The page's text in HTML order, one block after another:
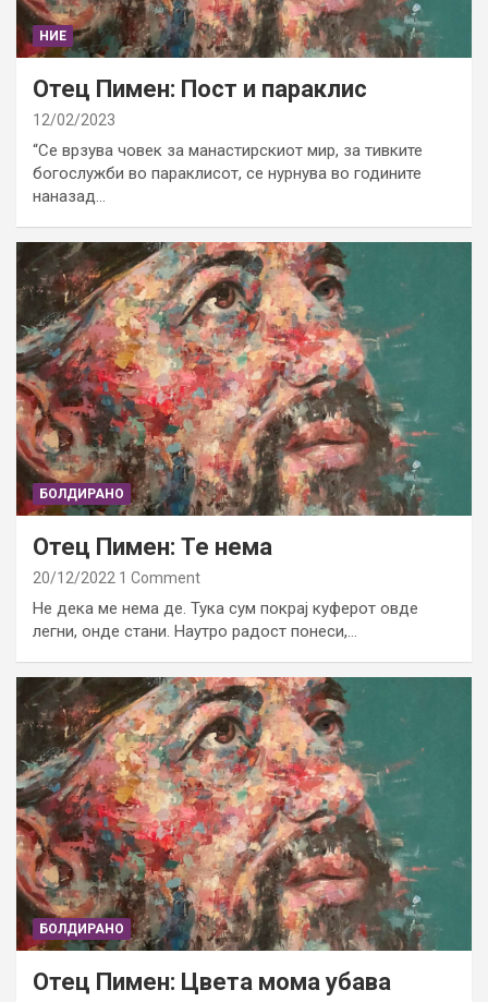
НИЕ
Отец Пимен: Пост и параклис
12/02/2023
“Се врзува човек за манастирскиот мир, за тивките
богослужби во параклисот, се нурнува во годините
наназад…
БОЛДИРАНО
Отец Пимен: Те нема
20/12/2022 1 Comment
Не дека ме нема де. Тука сум покрај куферот овде
легни, онде стани. Наутро радост понеси,…
БОЛДИРАНО
Отец Пимен: Цвета мома убава